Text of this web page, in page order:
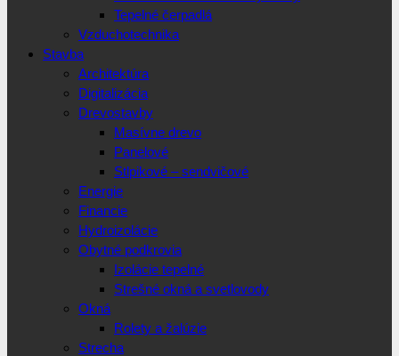
Tepelné čerpadlá
Vzduchotechnika
Stavba
Architektúra
Digitalizácia
Drevostavby
Masívne drevo
Panelové
Stlpikové – sendvičové
Energie
Financie
Hydroizolácie
Obytné podkrovia
Izolácie tepelné
Strešné okná a svetlovody
Okná
Rolety a žalúzie
Strecha